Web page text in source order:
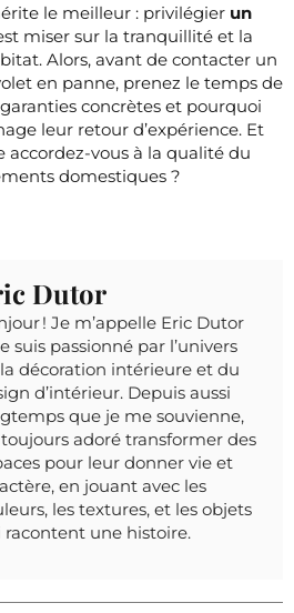
le meilleur : privilégier un
miser sur la tranquillité et la
Alors, avant de contacter un
en panne, prenez le temps de
concrètes et pourquoi
leur retour d’expérience. Et
accordez-vous à la qualité du
domestiques ?
Dutor
! Je m’appelle Eric Dutor
suis passionné par l’univers
décoration intérieure et du
d’intérieur. Depuis aussi
que je me souvienne,
toujours adoré transformer des
pour leur donner vie et
en jouant avec les
les textures, et les objets
racontent une histoire.